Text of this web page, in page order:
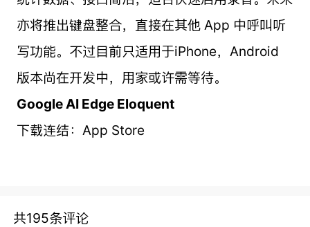
亦将推出键盘整合，直接在其他 App 中呼叫听
写功能。不过目前只适用于iPhone，Android
版本尚在开发中，用家或许需等待。
Google AI Edge Eloquent
下载连结：App Store
共195条评论